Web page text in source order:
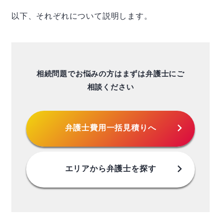
以下、それぞれについて説明します。
相続問題でお悩みの方はまずは弁護士にご
相談ください
弁護士費用一括見積りへ chevron_right
エリアから弁護士を探す chevron_right